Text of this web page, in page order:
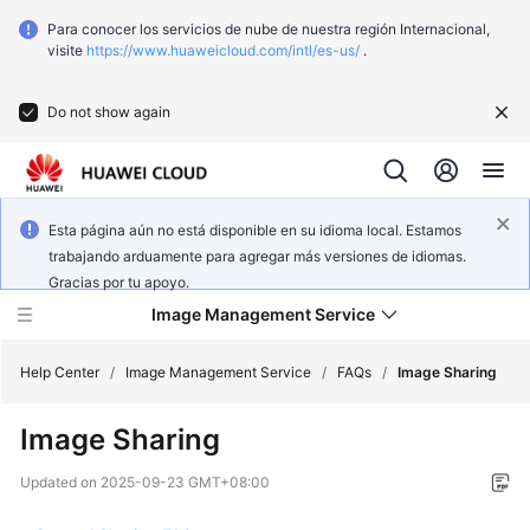
Para conocer los servicios de nube de nuestra región Internacional,
visite https://www.huaweicloud.com/intl/es-us/ .
Do not show again
Esta página aún no está disponible en su idioma local. Estamos
trabajando arduamente para agregar más versiones de idiomas.
Gracias por tu apoyo.
Image Management Service
What's
New
Help Center / Image Management Service / FAQs / Image Sharing
Image Sharing
Updated on 2025-09-23 GMT+08:00